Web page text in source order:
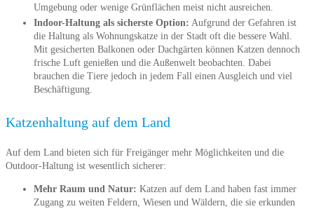
Umgebung oder wenige Grünflächen meist nicht ausreichen.
Indoor-Haltung als sicherste Option: Aufgrund der Gefahren ist
die Haltung als Wohnungskatze in der Stadt oft die bessere Wahl.
Mit gesicherten Balkonen oder Dachgärten können Katzen dennoch
frische Luft genießen und die Außenwelt beobachten. Dabei
brauchen die Tiere jedoch in jedem Fall einen Ausgleich und viel
Beschäftigung.
Katzenhaltung auf dem Land
Auf dem Land bieten sich für Freigänger mehr Möglichkeiten und die
Outdoor-Haltung ist wesentlich sicherer:
Mehr Raum und Natur: Katzen auf dem Land haben fast immer
Zugang zu weiten Feldern, Wiesen und Wäldern, die sie erkunden